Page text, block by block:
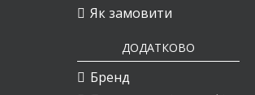
Як замовити
ДОДАТКОВО
Бренд